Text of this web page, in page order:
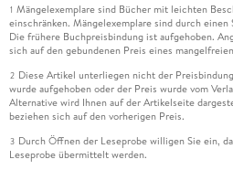
1 Mängelexemplare sind Bücher mit leichten
einschränken. Mängelexemplare sind durch
Die frühere Buchpreisbindung ist aufgehoben.
sich auf den gebundenen Preis eines
2 Diese Artikel unterliegen nicht der
wurde aufgehoben oder der Preis wurde vom
Alternative wird Ihnen auf der Artikelseite
beziehen sich auf den vorherigen Preis.
3 Durch Öffnen der Leseprobe willigen Sie ein,
Leseprobe übermittelt werden.